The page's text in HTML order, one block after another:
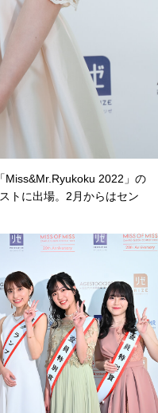
Miss&Mr.Ryukoku 2022」の
トに出場。2月からはセン